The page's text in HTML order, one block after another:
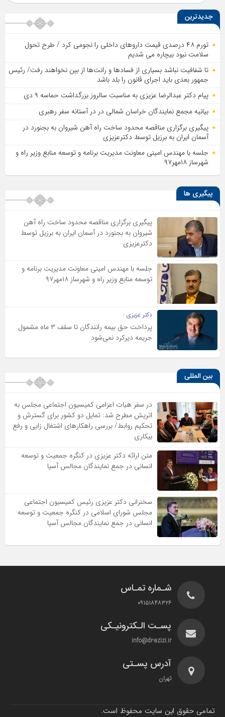
جدیدترین
تورم ۴۸ درصدی قیمت داروهای داخلی را نجومی کرد / طرح تحول
سلامت نبود بیچاره می شدیم
تا شفافیت نباشد بسیاری از فساد‌ها و رانت‌ها از بین نخواهند رفت/ رئیس
جمهور بعدی باید اجرای قانون را بلد باشد
پیام دکتر عبدالرضا عزیزی به مناسبت سالروز بزرگداشت حماسه ۹ دی
بیانیه مجمع نمایندگان خراسان شمالی در در آستانه سفر رهبری
پیگیری برگزاری مناقصه محدود ساخت راه آهن شیروان به بجنورد در
آسمان ایران به برزیل توسط دکترعزیزی
جلسه با مهندس امینی معاونت مدیریت برنامه و توسعه منابع وزیر راه و
شهرساز ۱۸مهر۹۷
پیگیری ها
پیگیری برگزاری مناقصه محدود ساخت راه آهن
شیروان به بجنورد در آسمان ایران به برزیل توسط
دکترعزیزی
جلسه با مهندس امینی معاونت مدیریت برنامه و
توسعه منابع وزیر راه و شهرساز ۱۸مهر۹۷
دکتر عزیزی :
پرداخت حق بیمه رانندگان تا سقف ۳ ماه مشمول
جریمه دیرکرد نمی‌شود
بین المللی
در سفر هیات اعزامی کمیسیون اجتماعی مجلس به
اتریش مطرح شد: تمایل دو کشور برای گسترش و
تحکیم روابط/ بررسی راهکارهای اشتغال زایی و رفع
بیکاری
متن ارائه دکتر عزیزى در کنگره جمعیت و توسعه
انسانى در جمع نمایندگان مجالس آسیا
سخنرانى دکتر عزیزى رئیس کمیسیون اجتماعى
مجلس شوراى اسلامى در کنگره جمعیت و توسعه
انسانى در جمع نمایندگان مجالس آسیا
شـماره تمـاس
۰۹۱۵۱۸۴۸۳۲۶
پسـت الـکترونیـکی
info@dr-azizi.ir
آدرس پسـتی
تهران
تمامی حقوق این سایت محفوظ است.